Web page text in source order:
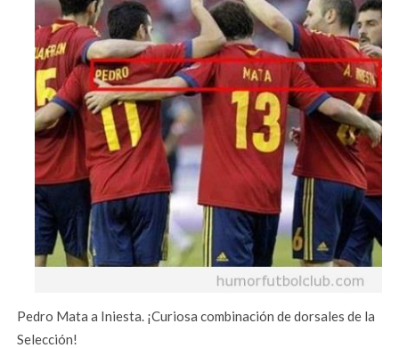
Pedro Mata a Iniesta. ¡Curiosa combinación de dorsales de la
Selección!